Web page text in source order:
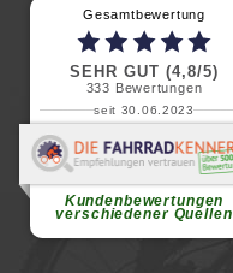
Gesamtbewertung
SEHR GUT (4,8/5)
333 Bewertungen
seit 30.06.2023
Kundenbewertungen
verschiedener Quellen
Renate H.
Vielen Dank für ein herzliches